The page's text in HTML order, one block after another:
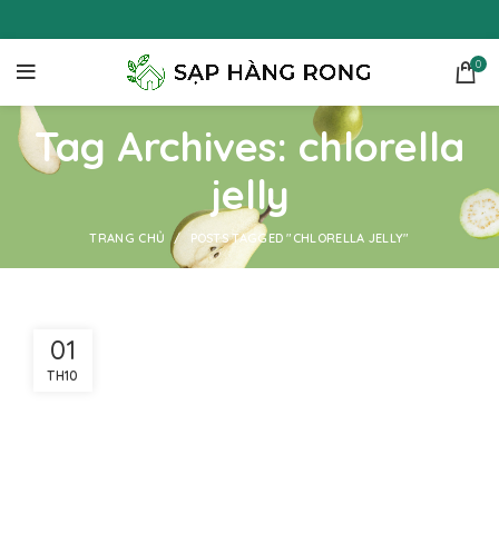
0
Tag Archives: chlorella
jelly
TRANG CHỦ POSTS TAGGED "CHLORELLA JELLY"
01
TH10